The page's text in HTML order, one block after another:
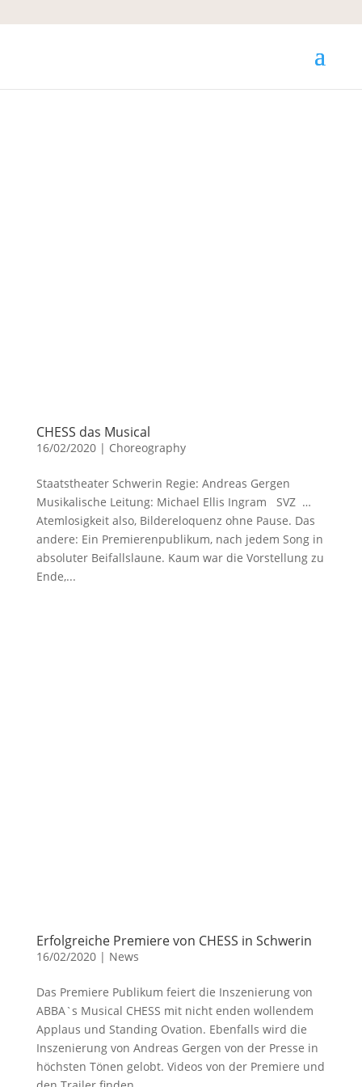
CHESS das Musical
16/02/2020| Choreography
Staatstheater Schwerin Regie: Andreas Gergen
Musikalische Leitung: Michael Ellis Ingram SVZ …
Atemlosigkeit also, Bildereloquenz ohne Pause. Das
andere: Ein Premierenpublikum, nach jedem Song in
absoluter Beifallslaune. Kaum war die Vorstellung zu
Ende,...
Erfolgreiche Premiere von CHESS in Schwerin
16/02/2020| News
Das Premiere Publikum feiert die Inszenierung von
ABBA`s Musical CHESS mit nicht enden wollendem
Applaus und Standing Ovation. Ebenfalls wird die
Inszenierung von Andreas Gergen von der Presse in
höchsten Tönen gelobt. Videos von der Premiere und